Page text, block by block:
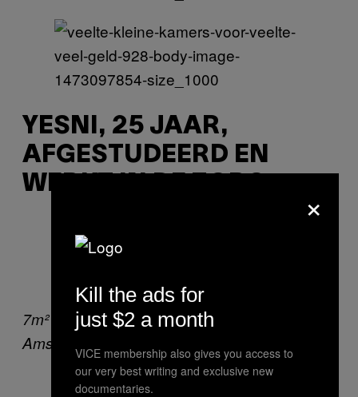
YESNI, 25 JAAR,
AFGESTUDEERD EN
WERKT IN DE ZORG
7m² voor €380,- in de Kinkerbuurt,
Amsterdam
×
Kill the ads for
just $2 a month
VICE membership also gives you access to
our very best writing and exclusive new
documentaries.